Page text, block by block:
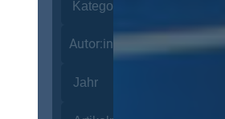
Autor:innen